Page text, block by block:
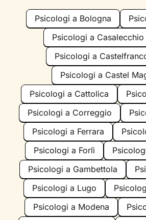
Psicologi a Bologna
Psicologi a Casalecchio
Psicologi a
Psicologi a Castel
Psicologi a Cattolica
Psicologi a Correggio
Psicologi a Ferrara
Psicologi a Forlì
Psicologi a Gambettola
Psicologi a Lugo
Psicologi a Modena